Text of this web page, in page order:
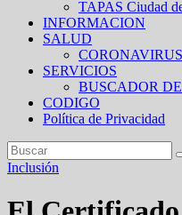
TAPAS Ciudad
INFORMACION
SALUD
CORONAVIRUS
SERVICIOS
BUSCADOR
CODIGO
Política de Privacidad
Inclusión